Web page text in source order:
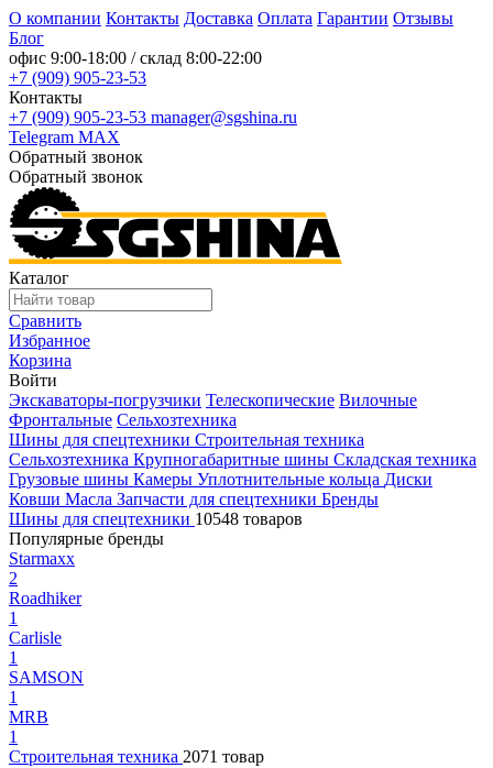
О компании Контакты Доставка Оплата Гарантии Отзывы
Блог
офис 9:00-18:00 / склад 8:00-22:00
+7 (909) 905-23-53
Контакты
+7 (909) 905-23-53 manager@sgshina.ru
Telegram MAX
Обратный звонок
Обратный звонок
Каталог
Сравнить
Избранное
Корзина
Войти
Экскаваторы-погрузчики Телескопические Вилочные
Фронтальные Сельхозтехника
Шины для спецтехники Строительная техника
Сельхозтехника Крупногабаритные шины Складская техника
Грузовые шины Камеры Уплотнительные кольца Диски
Ковши Масла Запчасти для спецтехники Бренды
Шины для спецтехники 10548 товаров
Популярные бренды
Starmaxx
2
Roadhiker
1
Carlisle
1
SAMSON
1
MRB
1
Строительная техника 2071 товар